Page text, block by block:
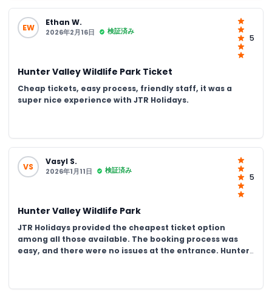
EW Ethan W.
2026年2月16日 検証済み
5
Hunter Valley Wildlife Park Ticket
Cheap tickets, easy process, friendly staff, it was a
super nice experience with JTR Holidays.
VS Vasyl S.
2026年1月11日 検証済み
5
Hunter Valley Wildlife Park
JTR Holidays provided the cheapest ticket option
among all those available. The booking process was
easy, and there were no issues at the entrance. Hunter